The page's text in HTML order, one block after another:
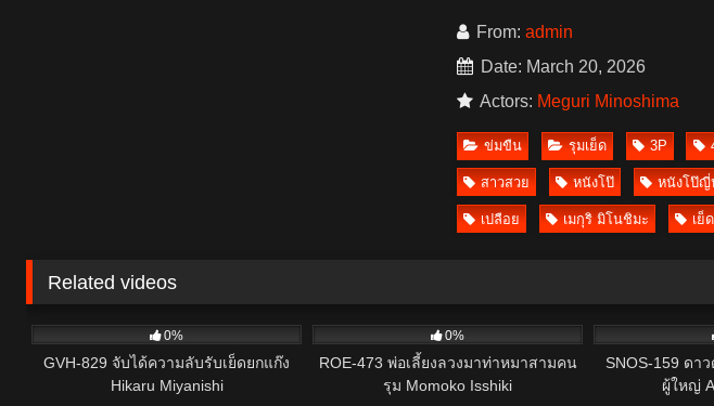
From: admin
Date: March 20, 2026
Actors: Meguri Minoshima
ข่มขืน รุมเย็ด 3P
สาวสวย หนังโป๊ หนังโป๊ญี่
เปลือย เมกุริ มิโนชิมะ เย็
Related videos
0%
GVH-829 จับได้ความลับรับเย็ดยกแก๊ง
Hikaru Miyanishi
0%
ROE-473 พ่อเลี้ยงลวงมาท่าหมาสามคน
รุม Momoko Isshiki
SNOS-159 ดา
ผู้ใหญ่